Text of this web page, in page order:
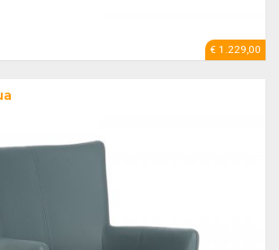
€ 1.229,00